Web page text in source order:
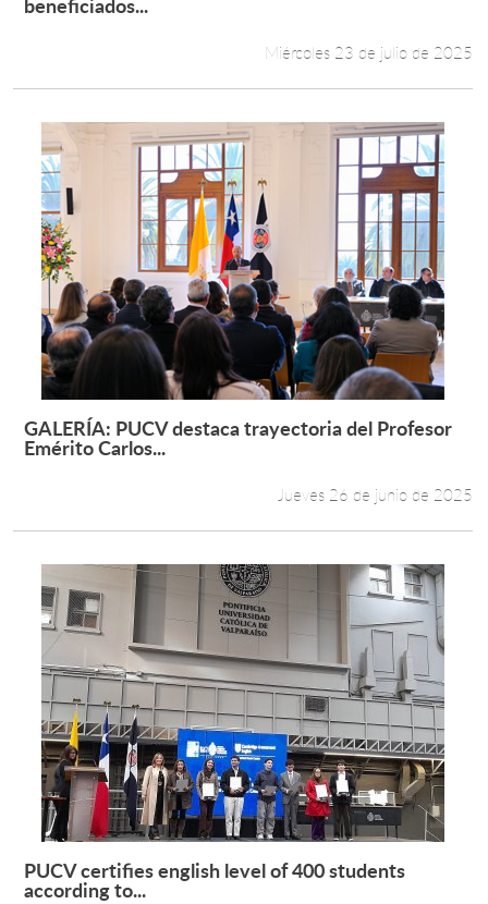
Miércoles 23 de julio de 2025
Leer más +
GALERÍA: PUCV destaca trayectoria del Profesor
Emérito Carlos...
Jueves 26 de junio de 2025
Leer más +
PUCV certifies english level of 400 students
according to...